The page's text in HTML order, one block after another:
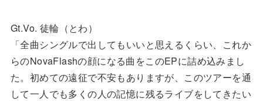
Gt.Vo. 徒輪（とわ）
「全曲シングルで出してもいいと思えるくらい、これか
らのNovaFlashの顔になる曲をこのEPに詰め込みまし
た。初めての遠征で不安もありますが、このツアーを通
して一人でも多くの人の記憶に残るライブをしてきたい